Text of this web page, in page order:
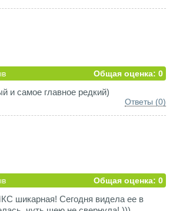
Общая оценка: 0
и самое главное редкий)
Ответы (0)
Общая оценка: 0
шикарная! Сегодня видела ее в